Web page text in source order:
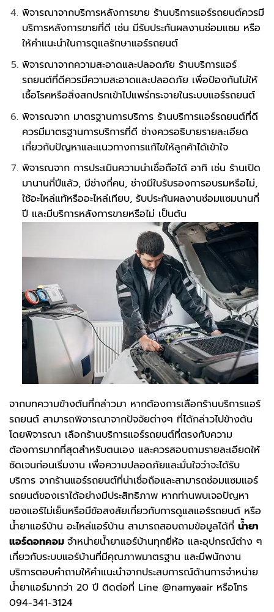
พิจารณาจากบริการหลังการขาย ร้านบริการแอร์รถยนต์ควรมี
บริการหลังการขายที่ดี เช่น มีรับประกันผลงานซ่อมแซม หรือ
ให้คำแนะนำในการดูแลรักษาแอร์รถยนต์
พิจารณาจากความสะอาดและปลอดภัย ร้านบริการแอร์
รถยนต์ที่ดีควรมีความสะอาดและปลอดภัย เพื่อป้องกันไม่ให้
เชื้อโรคหรือสิ่งสกปรกเข้าไปแพร่กระจายในระบบแอร์รถยนต์
พิจารณจาก มาตรฐานการบริการ ร้านบริการแอร์รถยนต์ที่ดี
ควรมีมาตรฐานการบริการที่ดี ช่างควรอธิบายรายละเอียด
เกี่ยวกับปัญหาและแนวทางการแก้ไขให้ลูกค้าได้เข้าใจ
พิจารณจาก การประเมินความน่าเชื่อถือได้ อาทิ เช่น ร้านเปิด
มานานกี่ปีแล้ว, มีช่างกี่คน, ช่างมีใบรับรองการอบรมหรือไม่,
ใช้อะไหล่แท้หรืออะไหล่เทียบ, รับประกันผลงานซ่อมแซมนานกี่
ปี และมีบริการหลังการขายหรือไม่ เป็นต้น
จากบทความข้างต้นที่กล่าวมา หากต้องการเลือกร้านบริการแอร์
รถยนต์ สามารถพิจารณาจากปัจจัยต่างๆ ที่ได้กล่าวไปข้างต้น
โดยพิจารณา เลือกร้านบริการแอร์รถยนต์ที่ตรงกับความ
ต้องการมากที่สุดสำหรับตนเอง และควรสอบถามรายละเอียดให้
ชัดเจนก่อนเริ่มงาน เพื่อความปลอดภัยและมั่นใจว่าจะได้รับ
บริการ จากร้านแอร์รถยนต์ที่น่าเชื่อถือและสามารถซ่อมแซมแอร์
รถยนต์ของเราได้อย่างมีประสิทธิภาพ หากท่านพบเจอปัญหา
ของแอร์ไม่เย็นหรือมีข้อสงสัยเกี่ยวกับการดูแลแอร์รถยนต์ หรือ
น้ำยาแอร์บ้าน อะไหล่แอร์บ้าน สามารถสอบถามข้อมูลได้ที่ น้ำยา
แอร์ดอทคอม จำหน่ายน้ำยาแอร์บ้านทุกยี่ห้อ และอุปกรณ์ต่าง ๆ
เกี่ยวกับระบบแอร์บ้านที่มีคุณภาพมาตรฐาน และมีพนักงาน
บริการตอบคำถามให้คำแนะนำจากประสบการณ์ด้านการจำหน่าย
น้ำยาแอร์มากว่า 20 ปี ติดต่อที่ Line @namyaair หรือโทร
094-341-3124